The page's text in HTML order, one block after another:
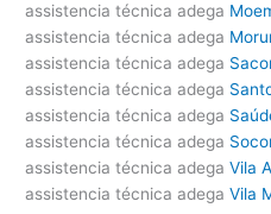
assistencia técnica adega
assistencia técnica adega
assistencia técnica adega
assistencia técnica adega
assistencia técnica adega
assistencia técnica adega
assistencia técnica adega Vila
assistencia técnica adega Vila